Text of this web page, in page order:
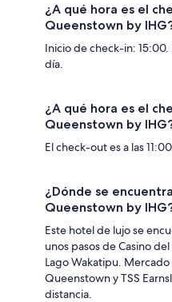
¿A qué hora es el
Queenstown by
Inicio de check-in:
día.
¿A qué hora es el
Queenstown by
El check-out es a las
¿Dónde se
Queenstown by
Este hotel de lujo se
unos pasos de Casino
Lago Wakatipu.
Queenstown y TSS
distancia.